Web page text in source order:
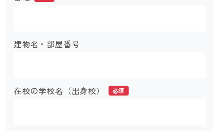
建物名・部屋番号
在校の学校名（出身校） 必須